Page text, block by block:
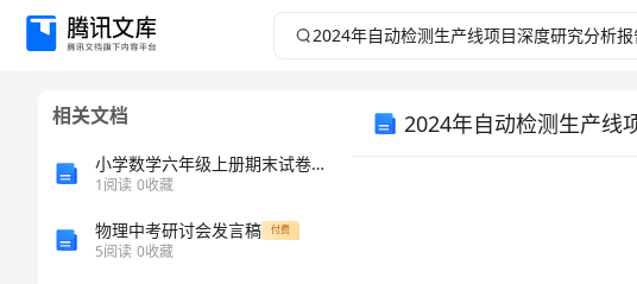
2024
相关文档
小学数学六年级上册期末试卷及参考答案(a卷)
1阅读 0收藏
物理中考研讨会发言稿 付费
5阅读 0收藏
2024年自动检测生产线